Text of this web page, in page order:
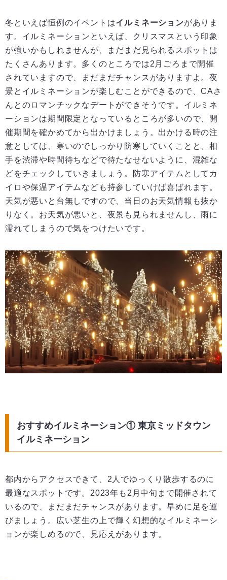
冬といえば恒例のイベントはイルミネーションがありま
す。イルミネーションといえば、クリスマスという印象
が強いかもしれませんが、まだまだ見られるスポットは
たくさんあります。多くのところでは2月ごろまで開催
されていますので、まだまだチャンスがありますよ。夜
景とイルミネーションが楽しむことができるので、CAさ
んとのロマンチックなデートができそうです。イルミネ
ーションは期間限定となっているところが多いので、開
催期間を確かめてから出かけましょう。出かける時の注
意としては、寒いのでしっかり防寒していくことと、相
手を渋滞や時間待ちなどで待たなせないように、混雑な
どをチェックしていきましょう。防寒アイテムとしてカ
イロや保温アイテムなども持参していけば喜ばれます。
天気が悪いと台無しですので、当日のお天気情報も抜か
りなく。お天気が悪いと、夜景も見られませんし、雨に
濡れてしまうので気をつけたいです。
おすすめイルミネーション① 東京ミッドタウン
イルミネーション
都内からアクセスできて、2人でゆっくり散歩するのに
最適なスポットです。2023年も2月中旬まで開催されて
いるので、まだまだチャンスがあります。早めに足を運
びましょう。広い芝生の上で輝く幻想的なイルミネーシ
ョンが楽しめるので、見応えがあります。